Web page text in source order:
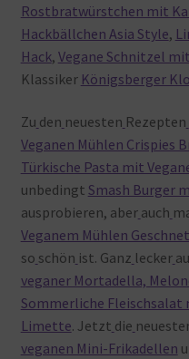
Rostbratwürstchen mit
Hackbällchen Asia Style,
Hack, Vegane Schnitzel
Klassiker Königsberger
Zu den neuesten Rezepten
Veganen Mühlen Crispies
Türkische Pasta mit
unbedingt Smash Burger
ausprobieren, aber auch
Veganem Mühlen
so schön ist. Ganz lecker
veganer Mortadella,
Sommerliche Fleischsalat
Limette. Jetzt die
veganen Mini-Frikadellen